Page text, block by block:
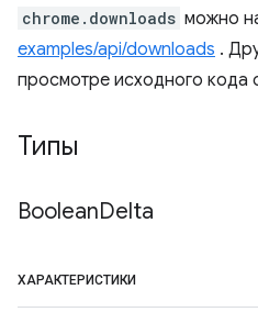
chrome.downloads можно
examples/api/downloads .
просмотре исходного кода
Типы
BooleanDelta
ХАРАКТЕРИСТИКИ